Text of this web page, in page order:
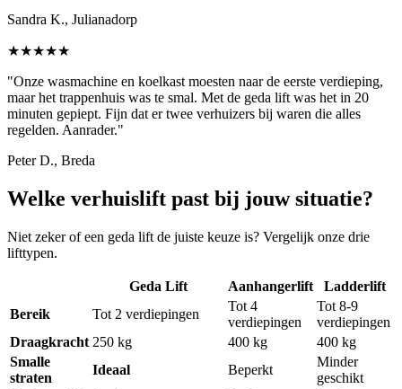
Sandra K., Julianadorp
★★★★★
"Onze wasmachine en koelkast moesten naar de eerste verdieping,
maar het trappenhuis was te smal. Met de geda lift was het in 20
minuten gepiept. Fijn dat er twee verhuizers bij waren die alles
regelden. Aanrader."
Peter D., Breda
Welke verhuislift past bij jouw situatie?
Niet zeker of een geda lift de juiste keuze is? Vergelijk onze drie
lifttypen.
Geda Lift Aanhangerlift
Ladderlift
Bereik
Tot 2 verdiepingen
Tot 4
verdiepingen
Tot 8-9
verdiepingen
Draagkracht 250 kg 400 kg
400 kg
Smalle
straten
Ideaal Beperkt
Minder
geschikt